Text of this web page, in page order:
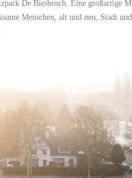
De Biesbosch. Eine großartige
Menschen, alt und neu, Stadt